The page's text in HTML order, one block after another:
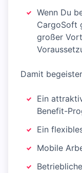
Wenn Du
CargoSoft
großer
Damit
Ein
Benefit-
Ein
Mobile